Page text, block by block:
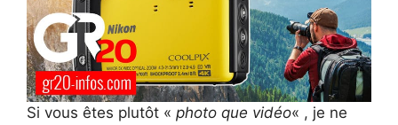
Si vous êtes plutôt « photo que vidéo« , je ne